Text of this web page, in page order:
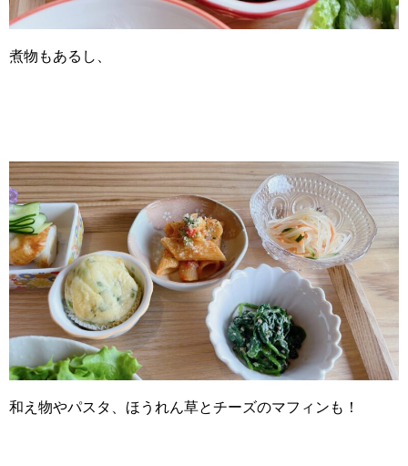
煮物もあるし、
和え物やパスタ、ほうれん草とチーズのマフィンも！